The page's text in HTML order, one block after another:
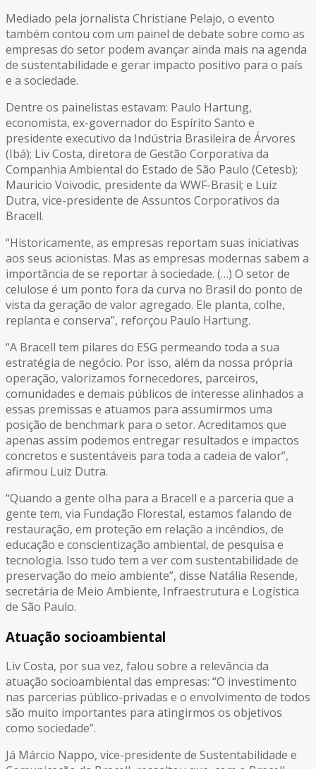
Mediado pela jornalista Christiane Pelajo, o evento
também contou com um painel de debate sobre como as
empresas do setor podem avançar ainda mais na agenda
de sustentabilidade e gerar impacto positivo para o país
e a sociedade.
Dentre os painelistas estavam: Paulo Hartung,
economista, ex-governador do Espírito Santo e
presidente executivo da Indústria Brasileira de Árvores
(Ibá); Liv Costa, diretora de Gestão Corporativa da
Companhia Ambiental do Estado de São Paulo (Cetesb);
Mauricio Voivodic, presidente da WWF-Brasil; e Luiz
Dutra, vice-presidente de Assuntos Corporativos da
Bracell.
“Historicamente, as empresas reportam suas iniciativas
aos seus acionistas. Mas as empresas modernas sabem a
importância de se reportar à sociedade. (…) O setor de
celulose é um ponto fora da curva no Brasil do ponto de
vista da geração de valor agregado. Ele planta, colhe,
replanta e conserva”, reforçou Paulo Hartung.
“A Bracell tem pilares do ESG permeando toda a sua
estratégia de negócio. Por isso, além da nossa própria
operação, valorizamos fornecedores, parceiros,
comunidades e demais públicos de interesse alinhados a
essas premissas e atuamos para assumirmos uma
posição de benchmark para o setor. Acreditamos que
apenas assim podemos entregar resultados e impactos
concretos e sustentáveis para toda a cadeia de valor”,
afirmou Luiz Dutra.
“Quando a gente olha para a Bracell e a parceria que a
gente tem, via Fundação Florestal, estamos falando de
restauração, em proteção em relação a incêndios, de
educação e conscientização ambiental, de pesquisa e
tecnologia. Isso tudo tem a ver com sustentabilidade de
preservação do meio ambiente”, disse Natália Resende,
secretária de Meio Ambiente, Infraestrutura e Logística
de São Paulo.
Atuação socioambiental
Liv Costa, por sua vez, falou sobre a relevância da
atuação socioambiental das empresas: “O investimento
nas parcerias público-privadas e o envolvimento de todos
são muito importantes para atingirmos os objetivos
como sociedade”.
Já Márcio Nappo, vice-presidente de Sustentabilidade e